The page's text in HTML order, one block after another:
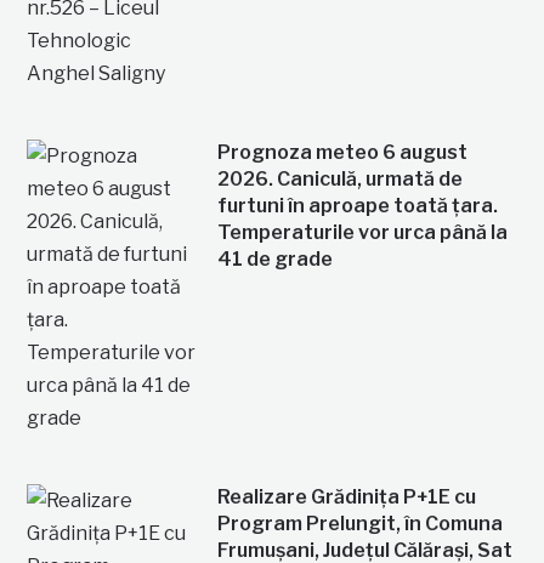
Prognoza meteo 6 august
2026. Caniculă, urmată de
furtuni în aproape toată țara.
Temperaturile vor urca până la
41 de grade
Realizare Grădinița P+1E cu
Program Prelungit, în Comuna
Frumușani, Județul Călărași, Sat